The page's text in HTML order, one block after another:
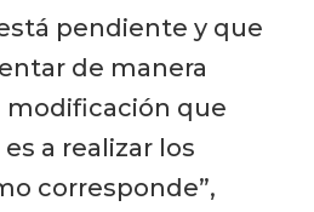
pendiente y que
de manera
modificación que
a realizar los
corresponde”,